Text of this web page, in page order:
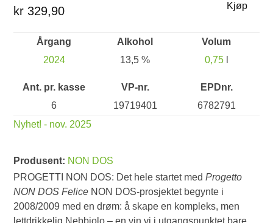
kr 329,90 Kjøp
Årgang
2024
Alkohol
13,5 %
Volum
0,75l
Ant. pr. kasse
6
VP-nr.
19719401
EPDnr.
6782791
Nyhet! - nov. 2025
Produsent: NON DOS
PROGETTI NON DOS: Det hele startet medProgetto
NON DOS Felice NON DOS-prosjektet begynte i
2008/2009 med en drøm: å skape en kompleks, men